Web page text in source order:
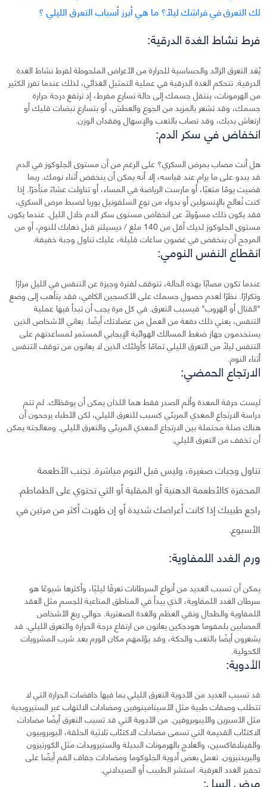
فرط نشاط الغدة الدرقية:
يُعَد التعرق الزائد والحساسية للحرارة من الأعراض الملحوظة لفرط نشاط الغدة
الدرقية. تتحكم الغدة الدرقية في عملية التمثيل الغذائي، لذلك عندما تفرز الكثير
من الهرمونات، ينتقل جسمك إلى حالة تسارع مفرط، إذ ترتفع درجة حرارة
جسمك، وقد تشعر بالمزيد من الجوع والعطش، أو بتسارع نبضات قلبك أو
ارتعاش يديك، وقد تصاب بالتعب والإسهال وفقدان الوزن.
انخفاض في سكر الدم:
هل أنت مصاب بمرض السكري؟ على الرغم من أن مستوى الجلوكوز في الدم
قد يبدو على ما يرام عند قياسه، إلا أنه يمكن أن ينخفض أثناء نومك. ربما
قضيت يومًا متعبًا، أو مارست الرياضة في المساء، أو تناولت عشاءً متأخرًا. إذا
كنت تُعالج بالإنسولين أو بدواء من نوع السلفونيل يوريا لضبط مرض السكري،
فقد يكون ذلك مسؤولًا عن انخفاض مستوى سكر الدم خلال الليل. عندما يكون
مستوى الجلوكوز لديك أقل من 140 ملغ / ديسيلتر قبل ذهابك للنوم، أو من
المرجح أن ينخفض في غضون ساعات قليلة، عليك تناول وجبة خفيفة.
انقطاع النفس النومي:
عندما تكون مصابًا بهذه الحالة، تتوقف لفترة وجيزة عن التنفس في الليل مرارًا
وتكرارًا. نظرًا لعدم حصول جسمك على الأكسجين الكافي، فقد يتأهب إلى وضع
"القتال أو الهروب" فيسبب التعرق. في كل مرة يجب أن تبدأ فيها عملية
التنفس، يعني ذلك دفعة من العمل من عضلاتك أيضًا. يعاني الأشخاص الذين
يستخدمون جهاز ضغط المسالك الهوائية الإيجابي المستمر لمساعدتهم على
التنفس ليلًا من التعرق الليلي تمامًا كأولئك الذين لا يعانون من توقف التنفس
أثناء النوم.
الارتجاع الحمضي:
ليست حرقة المعدة وألم الصدر فقط هما اللذان يمكن أن يوقظاك. لم تتم
دراسة الارتجاع المعدي المريئي كسبب للتعرق الليلي، لكن الأطباء يرجحون أن
هناك صلة محتملة بين الارتجاع المعدي المريئي والتعرق الليلي. ومعالجته يمكن
أن تخفف من التعرق الليلي.
تناول وجبات صغيرة، وليس قبل النوم مباشرة. تجنب الأطعمة
المحفزة كالأطعمة الدهنية أو المقلية أو التي تحتوي على الطماطم.
راجع طبيبك إذا كانت أعراضك شديدة أو إن ظهرت أكثر من مرتين في
الأسبوع.
ورم الغدد اللمفاوية:
يمكن أن تسبب العديد من أنواع السرطانات تعرقًا ليليًا، وأكثرها شيوعًا هو
سرطان الغدد اللمفاوية، الذي يبدأ في المناطق المناعية للجسم مثل العقد
اللمفاوية والطحال ونقي العظم والغدة الصعترية. حوالي ربع الأشخاص
المصابين بلمفوما هودجكين يعانون من ارتفاع درجة الحرارة والتعرق الليلي. قد
يشعرون أيضًا بالتعب والحكة، وقد يؤلمهم مكان الورم بعد شرب المشروبات
الكحولية.
الأدوية:
قد تسبب العديد من الأدوية التعرق الليلي بما فيها خافضات الحرارة التي لا
تتطلب وصفات طبية مثل الأسيتامينوفين ومضادات الالتهاب غير الستيرويدية
مثل الأسبرين والأيبوبروفين. من الأدوية التي قد تسبب التعرق أيضًا مضادات
الاكتئاب القديمة التي تسمى مضادات الاكتئاب ثلاثية الحلقة، البوبروبيون
والفينلافاكسين، والعلاج بالهرمونات البديلة والستيرويدات مثل الكورتيزون
والبريدنيزون. تعمل بعض أدوية الجلوكوما ومضادات جفاف الفم أيضًا على
تحفيز الغدد العرقية. استشر الطبيب أو الصيدلاني.
مرض السل: